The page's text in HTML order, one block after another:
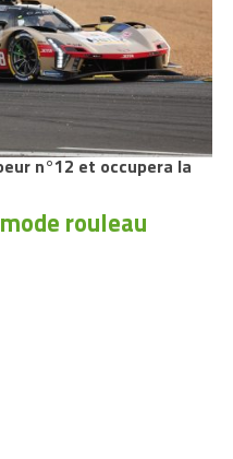
n°12 et occupera la
rouleau